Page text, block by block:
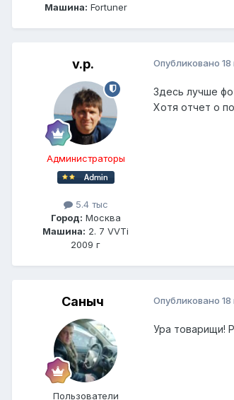
Машина: Fortuner
v.p.
Администраторы
5.4 тыс
Город: Москва
Машина: 2. 7 VVTi
2009 г
Опубликовано
Здесь лучше
Хотя отчет о
Саныч
Пользователи
Опубликовано
Ура товарищи!